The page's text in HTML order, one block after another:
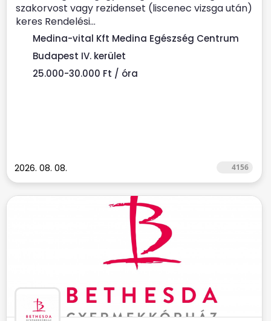
szakorvost vagy rezidenset (liscenec vizsga után)
keres Rendelési...
Medina-vital Kft Medina Egészség Centrum
Budapest IV. kerület
25.000-30.000 Ft / óra
2026. 08. 08. 4156